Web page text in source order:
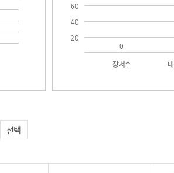
20
40
60
장서수
0
선택